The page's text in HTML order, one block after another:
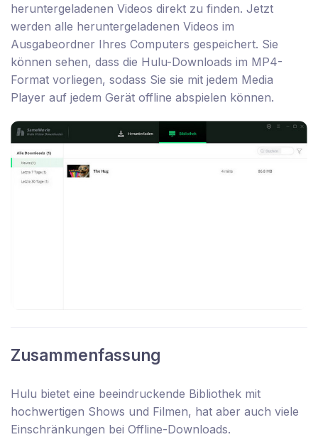
heruntergeladenen Videos direkt zu finden. Jetzt
werden alle heruntergeladenen Videos im
Ausgabeordner Ihres Computers gespeichert. Sie
können sehen, dass die Hulu-Downloads im MP4-
Format vorliegen, sodass Sie sie mit jedem Media
Player auf jedem Gerät offline abspielen können.
Zusammenfassung
Hulu bietet eine beeindruckende Bibliothek mit
hochwertigen Shows und Filmen, hat aber auch viele
Einschränkungen bei Offline-Downloads.